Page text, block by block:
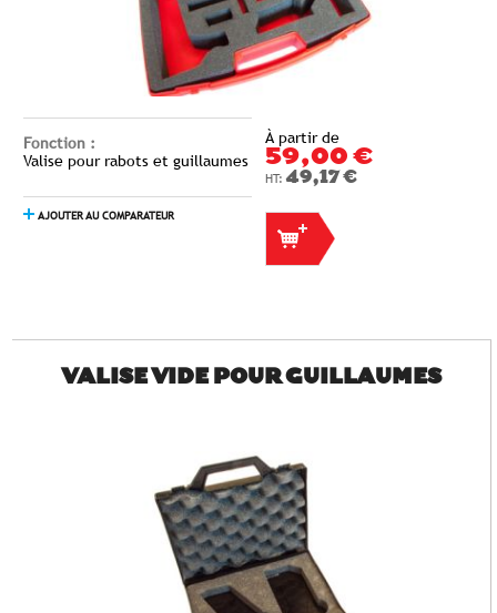
Fonction :
Valise pour rabots et guillaumes
AJOUTER AU COMPARATEUR
À partir de
59,00 €
49,17 €
VALISE VIDE POUR GUILLAUMES